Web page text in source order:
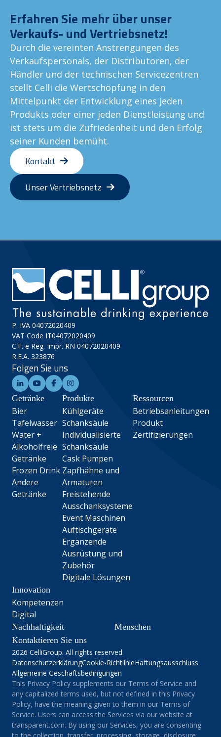
Erfahren Sie mehr über unser
Verkaufs- und Vertriebsnetz!
Durch die vereinten Anstrengungen des
Verkaufspersonals, der Distributoren, der
Händler und der technischen Servicezentren
stellt Celli die Wertschöpfung in den
Mittelpunkt der Entwicklung eines jeden
Produkts oder einer jeden Dienstleistung und
ist stets um die Zufriedenheit und den Erfolg
seiner Kunden bemüht.
Kontakt
Unser Vertriebsnetz
P. IVA 04072020409
VAT Code IT04072020409
C.F. e Reg. Impr. RN 04072020409
R.E.A. 323876
Folgen Sie uns
Getränke
Bier
Tafelwasser
Water +
Alkoholfreie
Getränke
Frozen Drink
Andere
Getränke
Produkte
Kühlgeräte
Schanksäule
Individualisierte
Schanksäule
Cask Pumpen
Zapfhähne und
Armaturen
Freistehende
Ausschanksysteme
Event Maschinen
Auftischgeräte
Ergänzende
Ausrüstung und
Zubehör
Digitale Lösungen
Ressourcen
Betriebsanleitungen
Produkt
Zertifizierungen
Innovation
Kompetenzen
Digital
Nachhaltigkeit
Menschen
Kontaktieren Sie uns
2026 CelliGroup. All rights reserved.
DatenschutzerklärungCookie-RichtlinieHaftungsausschluss
Allgemeine Geschäftsbedingungen
This Privacy Policy supplements our Terms of Service and
any capitalized terms used, but not defined in this Privacy
Policy, have the meaning given to them in our Terms of
Service. Users can access the Services via our website at
transparent.com. By using our Services, you are consenting